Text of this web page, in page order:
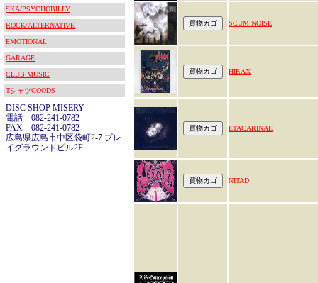
SKA/PSYCHOBILLY
ROCK/ALTERNATIVE
EMOTIONAL
GARAGE
CLUB MUSIC
TシャツGOODS
DISC SHOP MISERY
電話 082-241-0782
FAX 082-241-0782
広島県広島市中区袋町2-7 プレ
イグラウンドビル2F
SCUM NOISE
HIRAX
ETACARINAE
NITAD